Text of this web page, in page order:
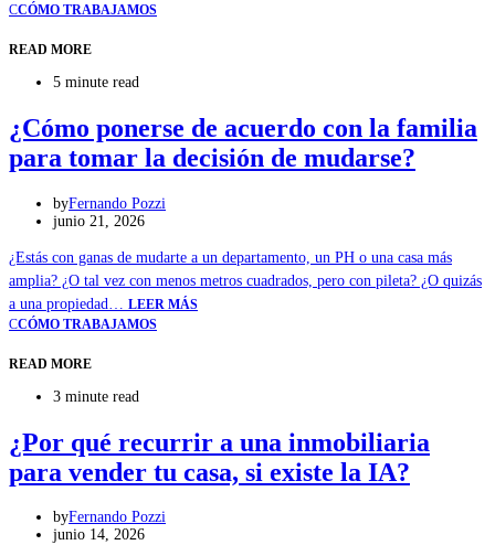
CCÓMO TRABAJAMOS
READ MORE
5 minute read
¿Cómo ponerse de acuerdo con la familia
para tomar la decisión de mudarse?
byFernando Pozzi
junio 21, 2026
¿Estás con ganas de mudarte a un departamento, un PH o una casa más
amplia? ¿O tal vez con menos metros cuadrados, pero con pileta? ¿O quizás
a una propiedad… LEER MÁS
CCÓMO TRABAJAMOS
READ MORE
3 minute read
¿Por qué recurrir a una inmobiliaria
para vender tu casa, si existe la IA?
byFernando Pozzi
junio 14, 2026